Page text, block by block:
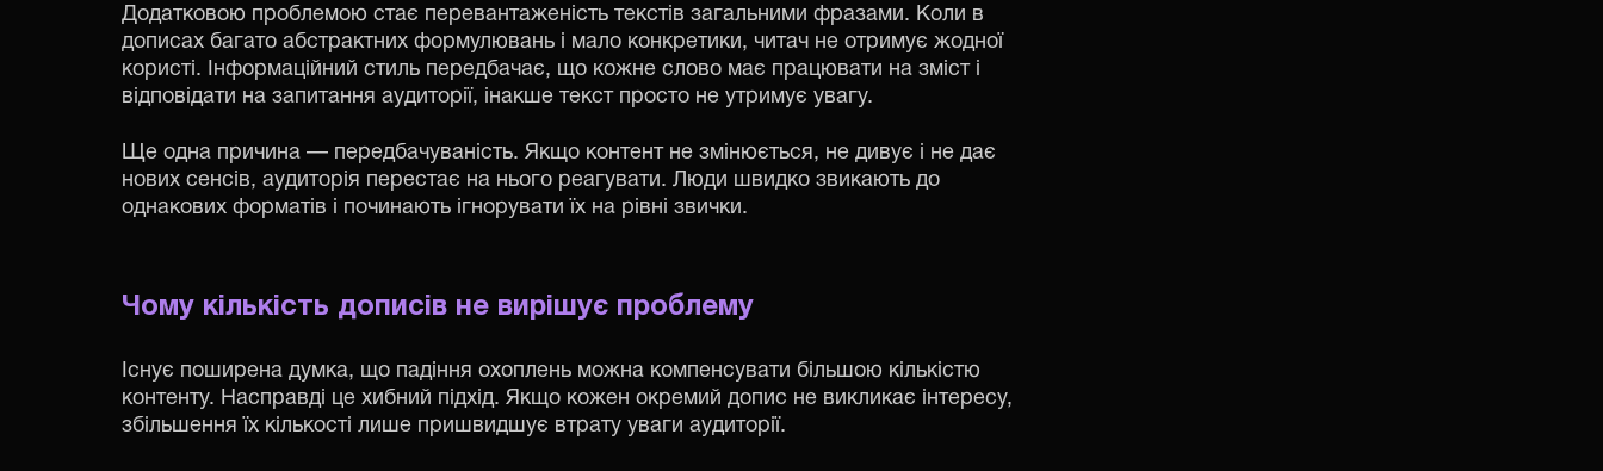
Додатковою проблемою стає перевантаженість текстів загальними фразами. Коли в
дописах багато абстрактних формулювань і мало конкретики, читач не отримує жодної
користі. Інформаційний стиль передбачає, що кожне слово має працювати на зміст і
відповідати на запитання аудиторії, інакше текст просто не утримує увагу.
Ще одна причина — передбачуваність. Якщо контент не змінюється, не дивує і не дає
нових сенсів, аудиторія перестає на нього реагувати. Люди швидко звикають до
однакових форматів і починають ігнорувати їх на рівні звички.
Чому кількість дописів не вирішує проблему
Існує поширена думка, що падіння охоплень можна компенсувати більшою кількістю
контенту. Насправді це хибний підхід. Якщо кожен окремий допис не викликає інтересу,
збільшення їх кількості лише пришвидшує втрату уваги аудиторії.